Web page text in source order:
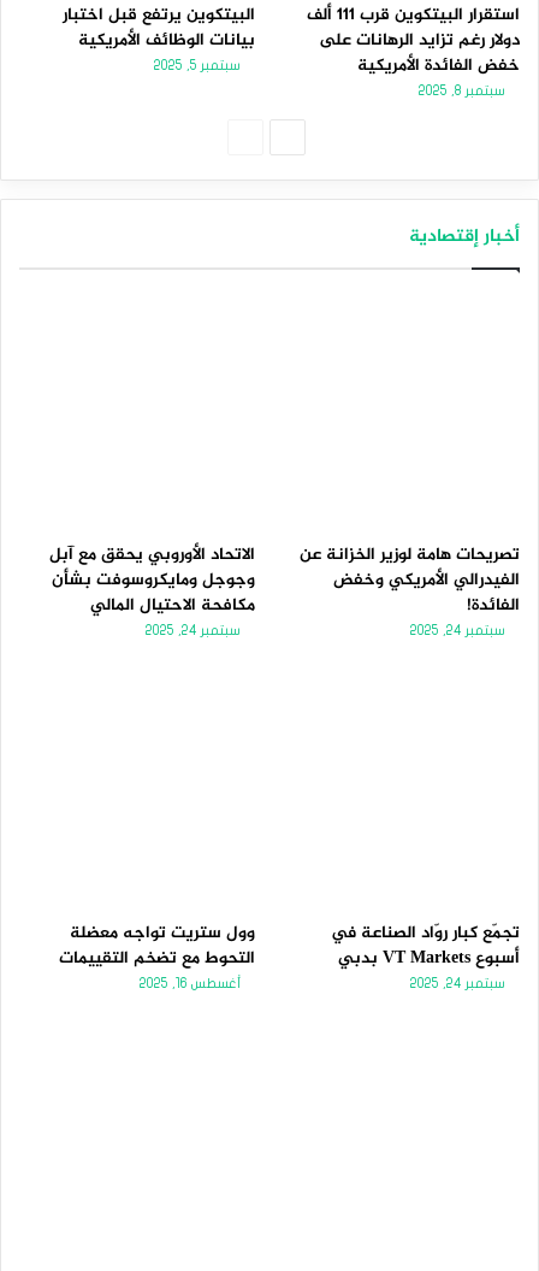
استقرار البيتكوين قرب 111 ألف
دولار رغم تزايد الرهانات على
خفض الفائدة الأمريكية
سبتمبر 8, 2025
البيتكوين يرتفع قبل اختبار
بيانات الوظائف الأمريكية
سبتمبر 5, 2025
أخبار إقتصادية
تصريحات هامة لوزير الخزانة عن
الفيدرالي الأمريكي وخفض
الفائدة!
سبتمبر 24, 2025
الاتحاد الأوروبي يحقق مع آبل
وجوجل ومايكروسوفت بشأن
مكافحة الاحتيال المالي
سبتمبر 24, 2025
تجمّع كبار روّاد الصناعة في
أسبوع VT Markets بدبي
سبتمبر 24, 2025
وول ستريت تواجه معضلة
التحوط مع تضخم التقييمات
أغسطس 16, 2025